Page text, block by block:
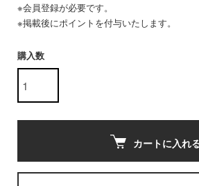
※会員登録が必要です。
※掲載後にポイントを付与いたします。
購入数
カートに入れ